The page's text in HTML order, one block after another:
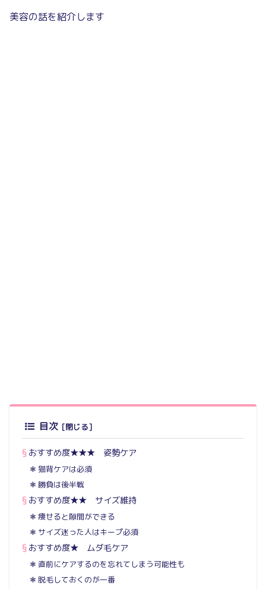
美容の話を紹介します
目次
おすすめ度★★★ 姿勢ケア
猫背ケアは必須
勝負は後半戦
おすすめ度★★ サイズ維持
痩せると隙間ができる
サイズ迷った人はキープ必須
おすすめ度★ ムダ毛ケア
直前にケアするのを忘れてしまう可能性も
脱毛しておくのが一番